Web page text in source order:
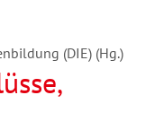
(DIE) (Hg.)